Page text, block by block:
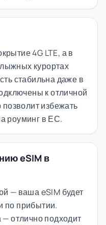
4G LTE, а в
курортах
стабильна даже в
к отличной
избежать
роуминг в ЕС.
eSIM в
— ваша eSIM будет
по прибытии.
— отлично подходит